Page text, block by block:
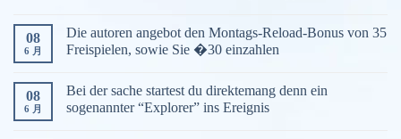
08
6 月
Die autoren angebot den Montags-Reload-Bonus von 35
Freispielen, sowie Sie �30 einzahlen
08
6 月
Bei der sache startest du direktemang denn ein
sogenannter “Explorer” ins Ereignis